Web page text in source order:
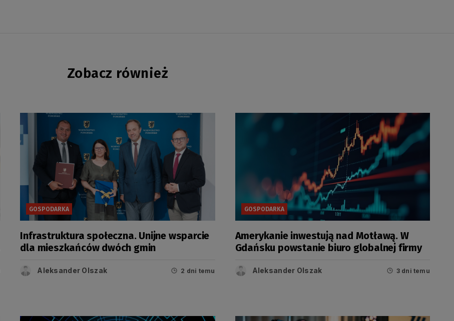
Zobacz również
GOSPODARKA
Infrastruktura społeczna. Unijne wsparcie
dla mieszkańców dwóch gmin
Aleksander Olszak 2 dni temu
GOSPODARKA
Amerykanie inwestują nad Motławą. W
Gdańsku powstanie biuro globalnej firmy
Aleksander Olszak 3 dni temu